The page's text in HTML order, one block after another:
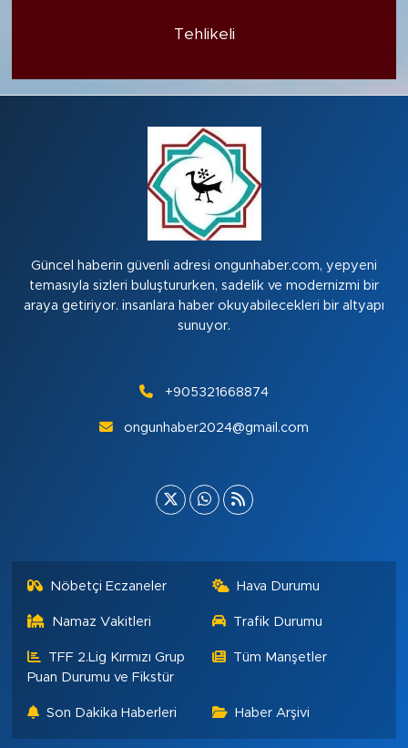
Tehlikeli
Güncel haberin güvenli adresi ongunhaber.com, yepyeni
temasıyla sizleri buluştururken, sadelik ve modernizmi bir
araya getiriyor. insanlara haber okuyabilecekleri bir altyapı
sunuyor.
+905321668874
ongunhaber2024@gmail.com
Nöbetçi Eczaneler Hava Durumu
Namaz Vakitleri Trafik Durumu
TFF 2.Lig Kırmızı Grup
Puan Durumu ve Fikstür
Tüm Manşetler
Son Dakika Haberleri Haber Arşivi